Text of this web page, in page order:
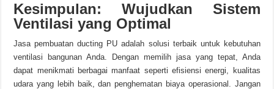
Kesimpulan: Wujudkan Sistem
Ventilasi yang Optimal
Jasa pembuatan ducting PU adalah solusi terbaik untuk kebutuhan
ventilasi bangunan Anda. Dengan memilih jasa yang tepat, Anda
dapat menikmati berbagai manfaat seperti efisiensi energi, kualitas
udara yang lebih baik, dan penghematan biaya operasional. Jangan